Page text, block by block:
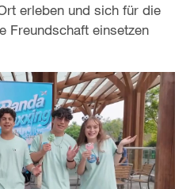
erleben und sich für die
Freundschaft einsetzen